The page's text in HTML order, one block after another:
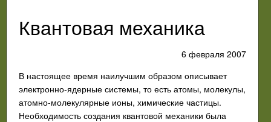
Квантовая механика
6 февраля 2007
В настоящее время наилучшим образом описывает
электронно-ядерные системы, то есть атомы, молекулы,
атомно-молекулярные ионы, химические частицы.
Необходимость создания квантовой механики была